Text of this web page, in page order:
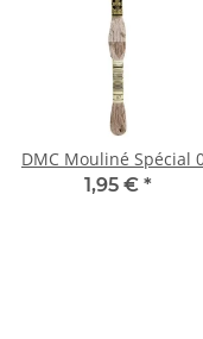
DMC Mouliné Spécial
1,95 € *